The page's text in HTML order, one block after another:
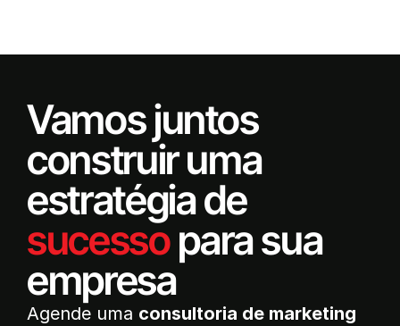
Vamos juntos
construir uma
estratégia de
sucessopara sua
empresa
Agende uma consultoria de marketing